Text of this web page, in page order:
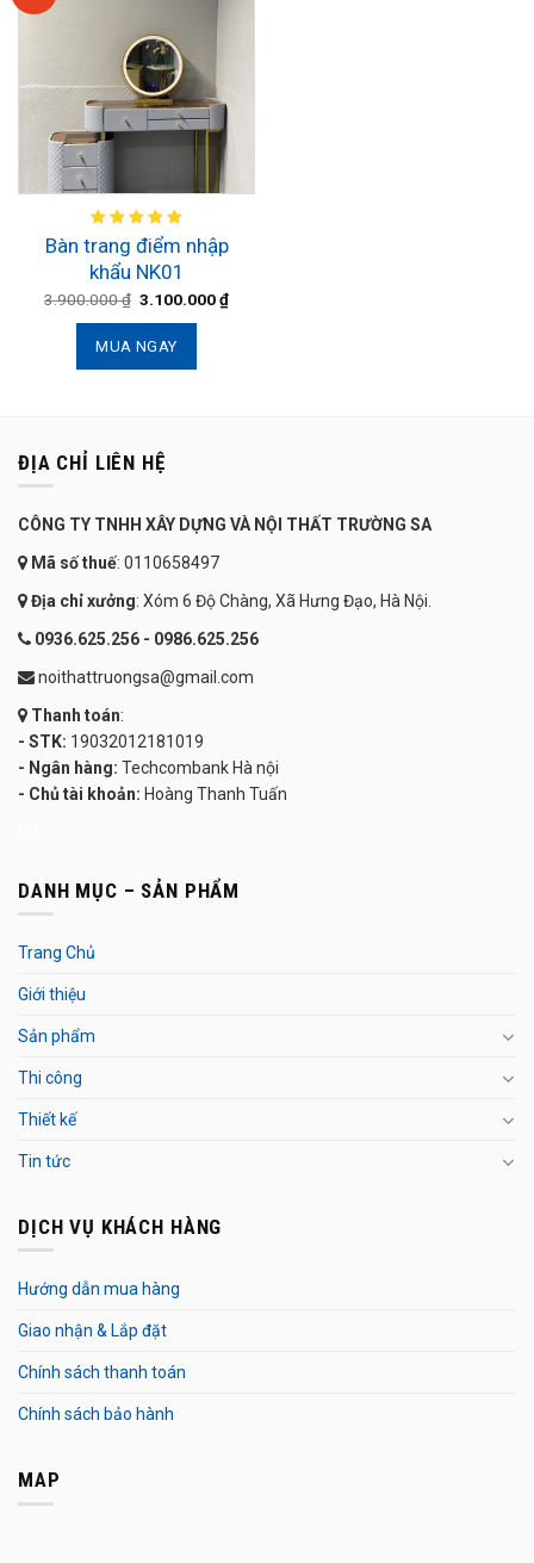
Bàn trang điểm nhập
khẩu NK01
3.900.000₫ 3.100.000₫
MUA NGAY
ĐỊA CHỈ LIÊN HỆ
CÔNG TY TNHH XÂY DỰNG VÀ NỘI THẤT TRƯỜNG SA
Mã số thuế: 0110658497
Địa chỉ xưởng: Xóm 6 Độ Chàng, Xã Hưng Đạo, Hà Nội.
0936.625.256 - 0986.625.256
noithattruongsa@gmail.com
Thanh toán:
- STK: 19032012181019
- Ngân hàng: Techcombank Hà nội
- Chủ tài khoản: Hoàng Thanh Tuấn
DANH MỤC – SẢN PHẨM
Trang Chủ
Giới thiệu
Sản phẩm
Thi công
Thiết kế
Tin tức
DỊCH VỤ KHÁCH HÀNG
Hướng dẫn mua hàng
Giao nhận & Lắp đặt
Chính sách thanh toán
Chính sách bảo hành
MAP